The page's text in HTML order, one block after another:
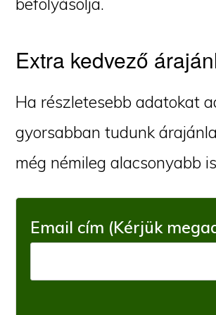
Extra kedvező
Ha részletesebb adatokat
gyorsabban tudunk
még némileg alacsonyabb
Email cím (Kérjük